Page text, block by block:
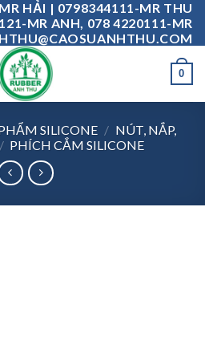
HẢI | 0798344111-MR THU
MR ANH, 078 4220111-MR
0
SILICONE / NÚT, NẮP,
/ PHÍCH CẮM SILICONE